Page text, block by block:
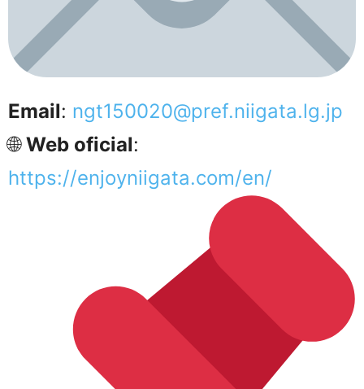
Email: ngt150020@pref.niigata.lg.jp
🌐Web oficial:
https://enjoyniigata.com/en/